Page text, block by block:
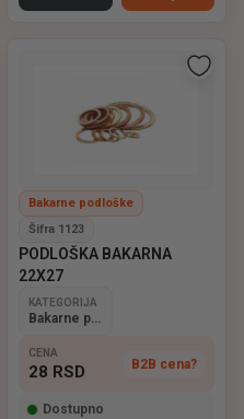
Bakarne podloške
Šifra 1123
PODLOŠKA BAKARNA
22X27
KATEGORIJA
Bakarne podloške
CENA
28 RSD B2B cena?
Dostupno